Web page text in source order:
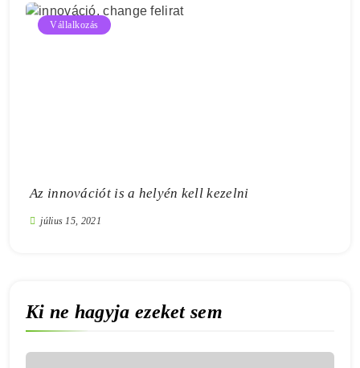
Vállalkozás
Az innovációt is a helyén kell kezelni
július 15, 2021
Ki ne hagyja ezeket sem